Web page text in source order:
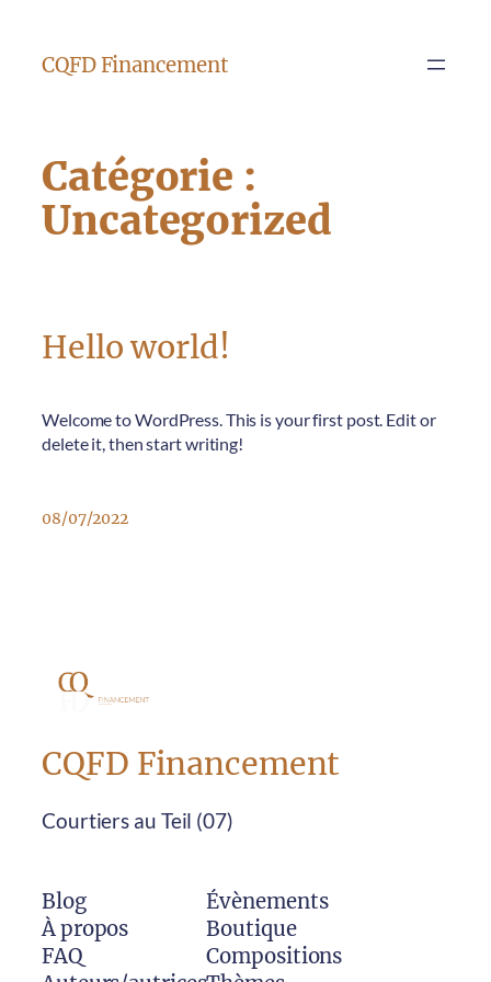
CQFD Financement
Catégorie :
Uncategorized
Hello world!
Welcome to WordPress. This is your first post. Edit or
delete it, then start writing!
08/07/2022
CQFD Financement
Courtiers au Teil (07)
Blog
À propos
FAQ
Évènements
Boutique
Compositions